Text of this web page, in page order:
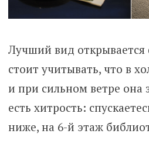
Лучший вид открывается
стоит учитывать, что в
и при сильном ветре она
есть хитрость:
ниже, на 6-й этаж